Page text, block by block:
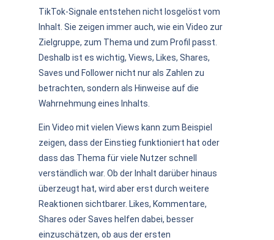
TikTok-Signale entstehen nicht losgelöst vom
Inhalt. Sie zeigen immer auch, wie ein Video zur
Zielgruppe, zum Thema und zum Profil passt.
Deshalb ist es wichtig, Views, Likes, Shares,
Saves und Follower nicht nur als Zahlen zu
betrachten, sondern als Hinweise auf die
Wahrnehmung eines Inhalts.
Ein Video mit vielen Views kann zum Beispiel
zeigen, dass der Einstieg funktioniert hat oder
dass das Thema für viele Nutzer schnell
verständlich war. Ob der Inhalt darüber hinaus
überzeugt hat, wird aber erst durch weitere
Reaktionen sichtbarer. Likes, Kommentare,
Shares oder Saves helfen dabei, besser
einzuschätzen, ob aus der ersten